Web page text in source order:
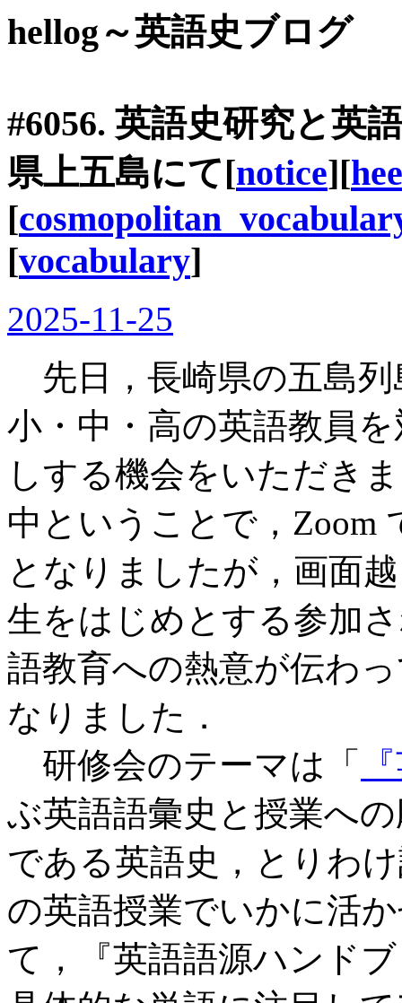
hellog～英語史ブログ
#6056. 英語史研究と英
県上五島にて[notice][hee
[
[vocabulary]
2025-11-25
先日，長崎県の五島列
小・中・高の英語教員
しする機会をいただき
中ということで，Zoom
となりましたが，画面
生をはじめとする参加
語教育への熱意が伝わ
なりました．
研修会のテーマは「
ぶ英語語彙史と授業へ
である英語史，とりわ
の英語授業でいかに活
て，『英語語源ハンド